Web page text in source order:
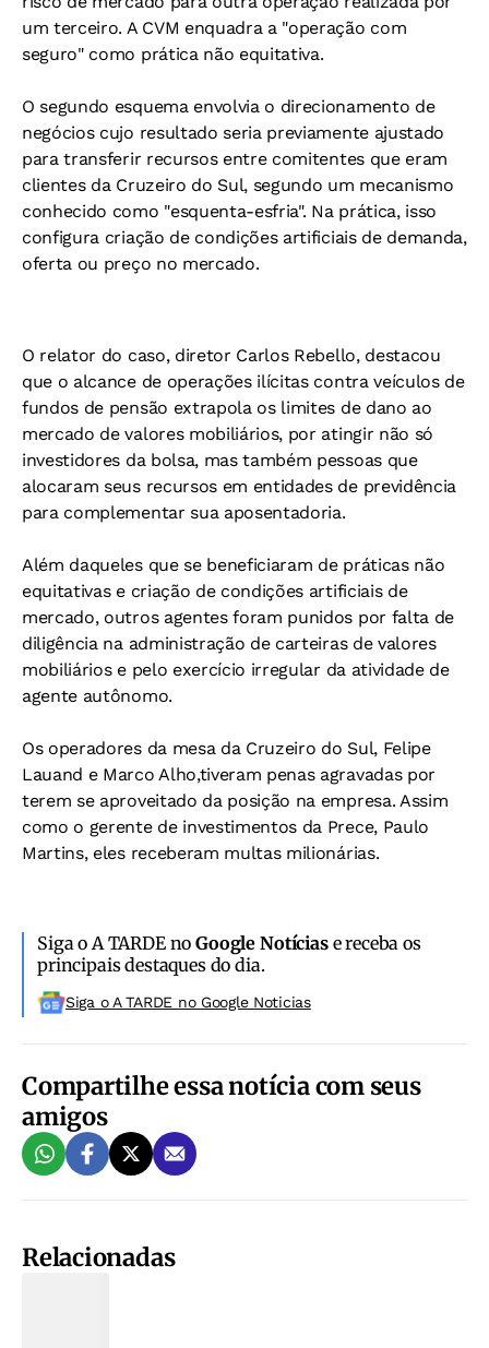
um terceiro. A CVM enquadra a "operação com
seguro" como prática não equitativa.
O segundo esquema envolvia o direcionamento de
negócios cujo resultado seria previamente ajustado
para transferir recursos entre comitentes que eram
clientes da Cruzeiro do Sul, segundo um mecanismo
conhecido como "esquenta-esfria". Na prática, isso
configura criação de condições artificiais de demanda,
oferta ou preço no mercado.
O relator do caso, diretor Carlos Rebello, destacou
que o alcance de operações ilícitas contra veículos de
fundos de pensão extrapola os limites de dano ao
mercado de valores mobiliários, por atingir não só
investidores da bolsa, mas também pessoas que
alocaram seus recursos em entidades de previdência
para complementar sua aposentadoria.
Além daqueles que se beneficiaram de práticas não
equitativas e criação de condições artificiais de
mercado, outros agentes foram punidos por falta de
diligência na administração de carteiras de valores
mobiliários e pelo exercício irregular da atividade de
agente autônomo.
Os operadores da mesa da Cruzeiro do Sul, Felipe
Lauand e Marco Alho,tiveram penas agravadas por
terem se aproveitado da posição na empresa. Assim
como o gerente de investimentos da Prece, Paulo
Martins, eles receberam multas milionárias.
Siga o A TARDE noGoogle Notíciase receba os
principais destaques do dia.
Siga o A TARDE no Google Noticias
Compartilhe essa notícia com seus
amigos
Relacionadas